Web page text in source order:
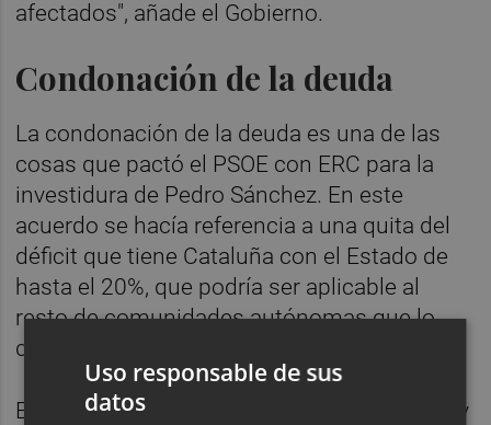
afectados", añade el Gobierno.
Condonación de la deuda
La condonación de la deuda es una de las
cosas que pactó el PSOE con ERC para la
investidura de Pedro Sánchez. En este
acuerdo se hacía referencia a una quita del
déficit que tiene Cataluña con el Estado de
hasta el 20%, que podría ser aplicable al
resto de comunidades autónomas que lo
desearan.
En este contexto, la vicepresidenta primera y
Uso responsable de sus
datos